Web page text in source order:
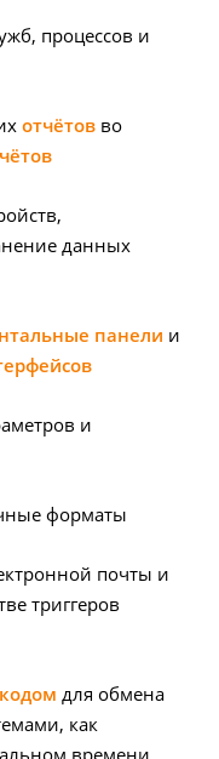
процессов и
отчётов во
данных
панели и
и
форматы
почты и
триггеров
для обмена
как
времени